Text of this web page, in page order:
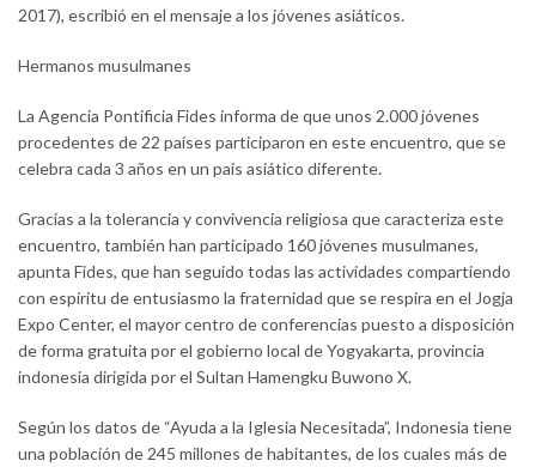
2017), escribió en el mensaje a los jóvenes asiáticos.
Hermanos musulmanes
La Agencia Pontificia Fides informa de que unos 2.000 jóvenes
procedentes de 22 países participaron en este encuentro, que se
celebra cada 3 años en un país asiático diferente.
Gracias a la tolerancia y convivencia religiosa que caracteriza este
encuentro, también han participado 160 jóvenes musulmanes,
apunta Fides, que han seguido todas las actividades compartiendo
con espíritu de entusiasmo la fraternidad que se respira en el Jogja
Expo Center, el mayor centro de conferencias puesto a disposición
de forma gratuita por el gobierno local de Yogyakarta, provincia
indonesia dirigida por el Sultan Hamengku Buwono X.
Según los datos de “Ayuda a la Iglesia Necesitada”, Indonesia tiene
una población de 245 millones de habitantes, de los cuales más de